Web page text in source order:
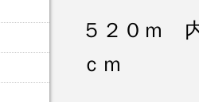
５２０ｍ
ｃｍ